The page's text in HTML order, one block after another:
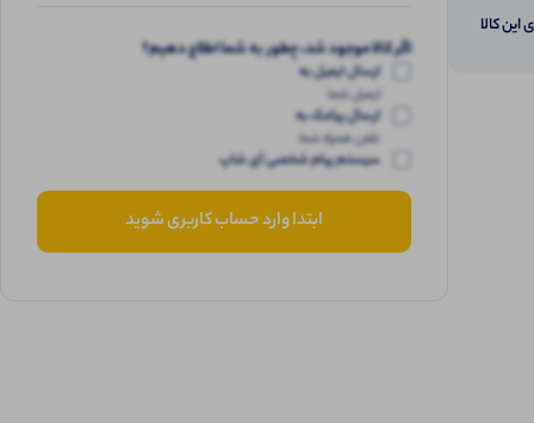
این کالا
اگر کالا موجود شد، چطور به شما اطلاع دهیم؟
ارسال ایمیل به
ایمیل شما
ارسال پیامک به
تلفن همراه شما
سیستم پیام شخصی آی شاپ
ابتدا وارد حساب کاربری شوید